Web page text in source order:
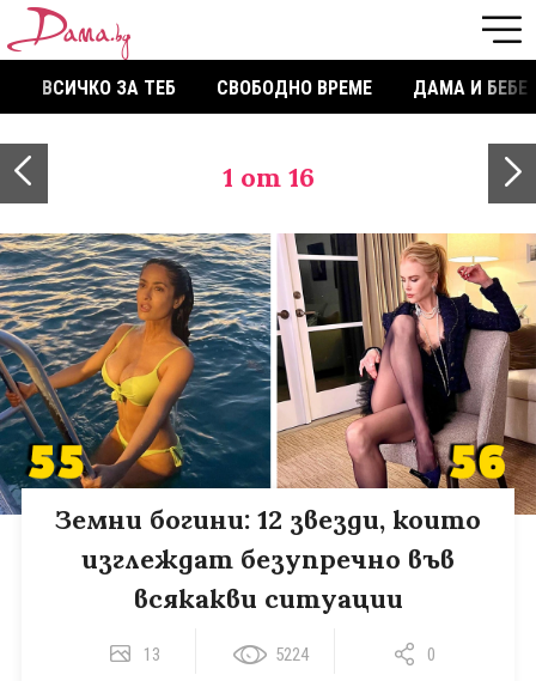
ВСИЧКО ЗА ТЕБ СВОБОДНО ВРЕМЕ ДАМА И БЕБЕ
1 от 16
Земни богини: 12 звезди, които
изглеждат безупречно във
всякакви ситуации
13 5224 0